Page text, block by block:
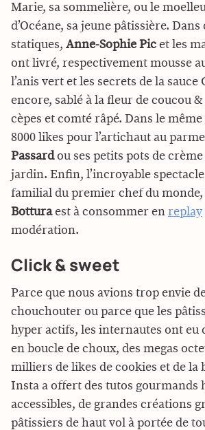
Marie, sa sommelière, ou le
d’Océane, sa jeune pâtissière.
statiques, Anne-Sophie Pic et les
ont livré, respectivement mousse
l’anis vert et les secrets de la sauce
encore, sablé à la fleur de coucou
cèpes et comté râpé. Dans le
8000 likes pour l’artichaut au
Passardou ses petits pots de
jardin. Enfin, l’incroyable
familial du premier chef du monde,
Botturaest à consommer en replay
modération.
Click & sweet
Parce que nous avions trop envie
chouchouter ou parce que les
hyper actifs, les internautes ont eu
en boucle de choux, des megas
milliers de likes de cookies et de la
Insta a offert des tutos gourmands
accessibles, de grandes créations
pâtissiers de haut vol à portée de